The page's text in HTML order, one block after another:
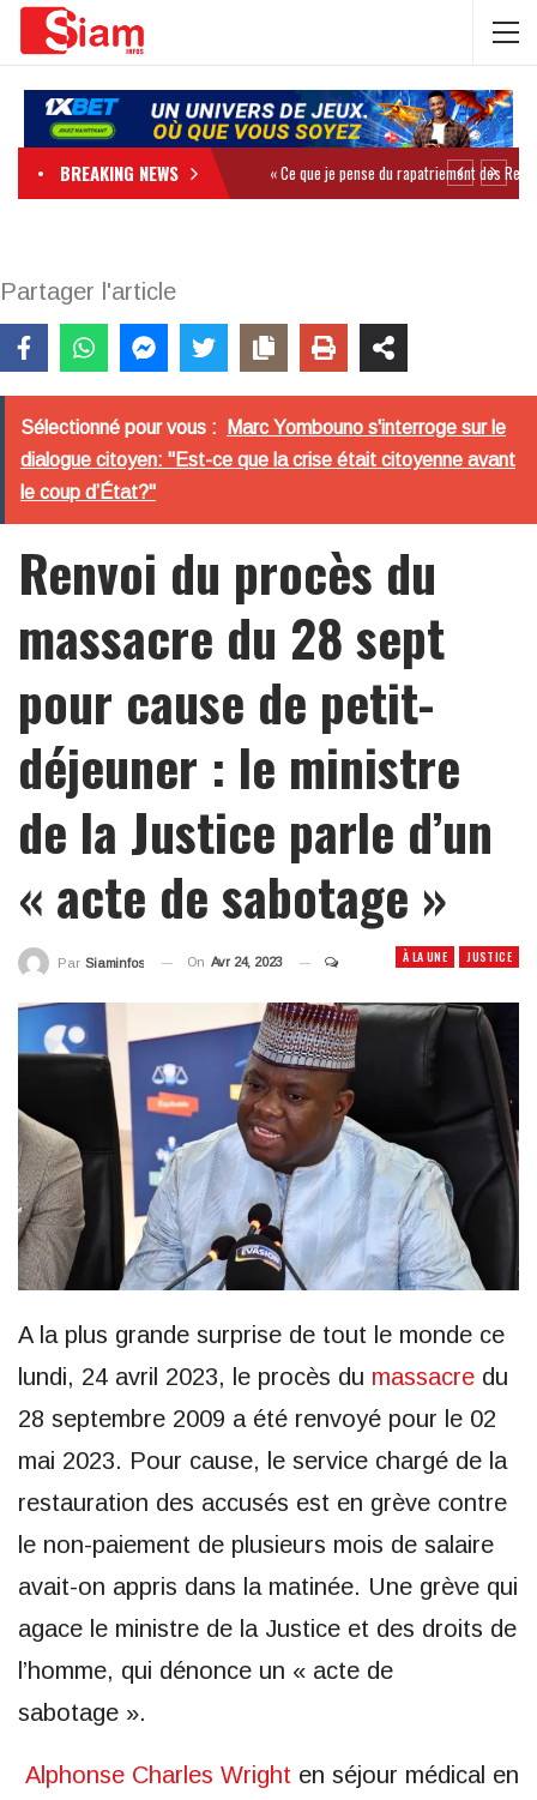
BREAKING NEWS
Partager l'article
Sélectionné pour vous :
Marc Yombouno s'interroge sur le
dialogue citoyen: "Est-ce que la crise était citoyenne avant
le coup d’État?"
Renvoi du procès du
massacre du 28 sept
pour cause de petit-
déjeuner : le ministre
de la Justice parle d’un
« acte de sabotage »
À LA UNE JUSTICE
Par Siaminfos On Avr 24, 2023
A la plus grande surprise de tout le monde ce
lundi, 24 avril 2023, le procès du massacre du
28 septembre 2009 a été renvoyé pour le 02
mai 2023. Pour cause, le service chargé de la
restauration des accusés est en grève contre
le non-paiement de plusieurs mois de salaire
avait-on appris dans la matinée. Une grève qui
agace le ministre de la Justice et des droits de
l’homme, qui dénonce un « acte de
sabotage ».
Alphonse Charles Wright en séjour médical en